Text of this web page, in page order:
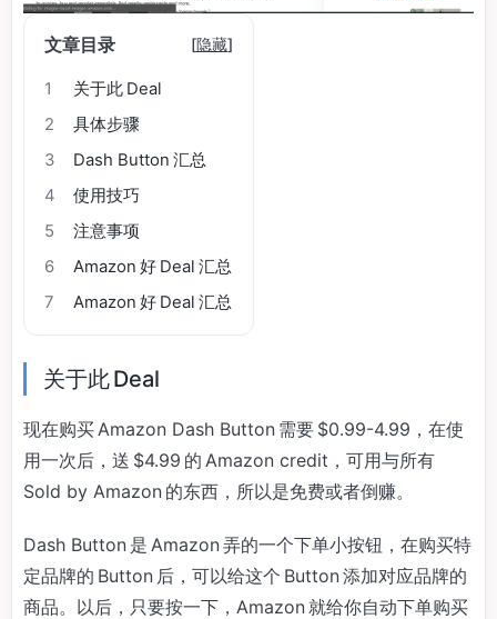
文章目录 [隐藏]
1
关于此 Deal
2
具体步骤
3
Dash Button 汇总
4
使用技巧
5
注意事项
6
Amazon 好 Deal 汇总
7
Amazon 好 Deal 汇总
关于此 Deal
现在购买 Amazon Dash Button 需要 $0.99-4.99，在使
用一次后，送 $4.99 的 Amazon credit，可用与所有
Sold by Amazon 的东西，所以是免费或者倒赚。
Dash Button 是 Amazon 弄的一个下单小按钮，在购买特
定品牌的 Button 后，可以给这个 Button 添加对应品牌的
商品。以后，只要按一下，Amazon 就给你自动下单购买